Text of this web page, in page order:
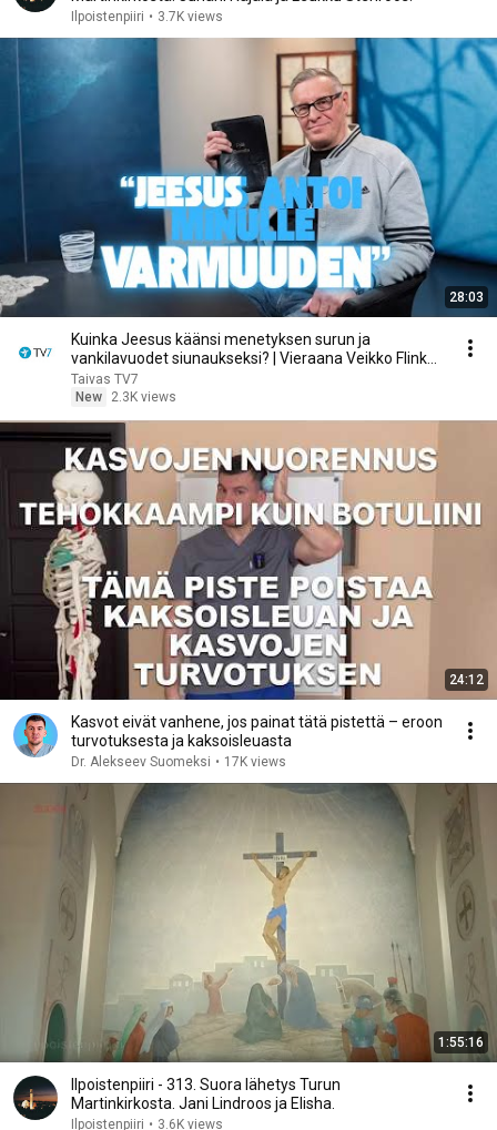
Ilpoistenpiiri • 3.7K views
28:03
Kuinka Jeesus käänsi menetyksen surun ja
vankilavuodet siunaukseksi? | Vieraana Veikko Flink
Osa 2/3
Taivas TV7
New
2.3K views
24:12
Kasvot eivät vanhene, jos painat tätä pistettä – eroon
turvotuksesta ja kaksoisleuasta
Dr. Alekseev Suomeksi • 17K views
1:55:16
Ilpoistenpiiri - 313. Suora lähetys Turun
Martinkirkosta. Jani Lindroos ja Elisha.
Ilpoistenpiiri • 3.6K views